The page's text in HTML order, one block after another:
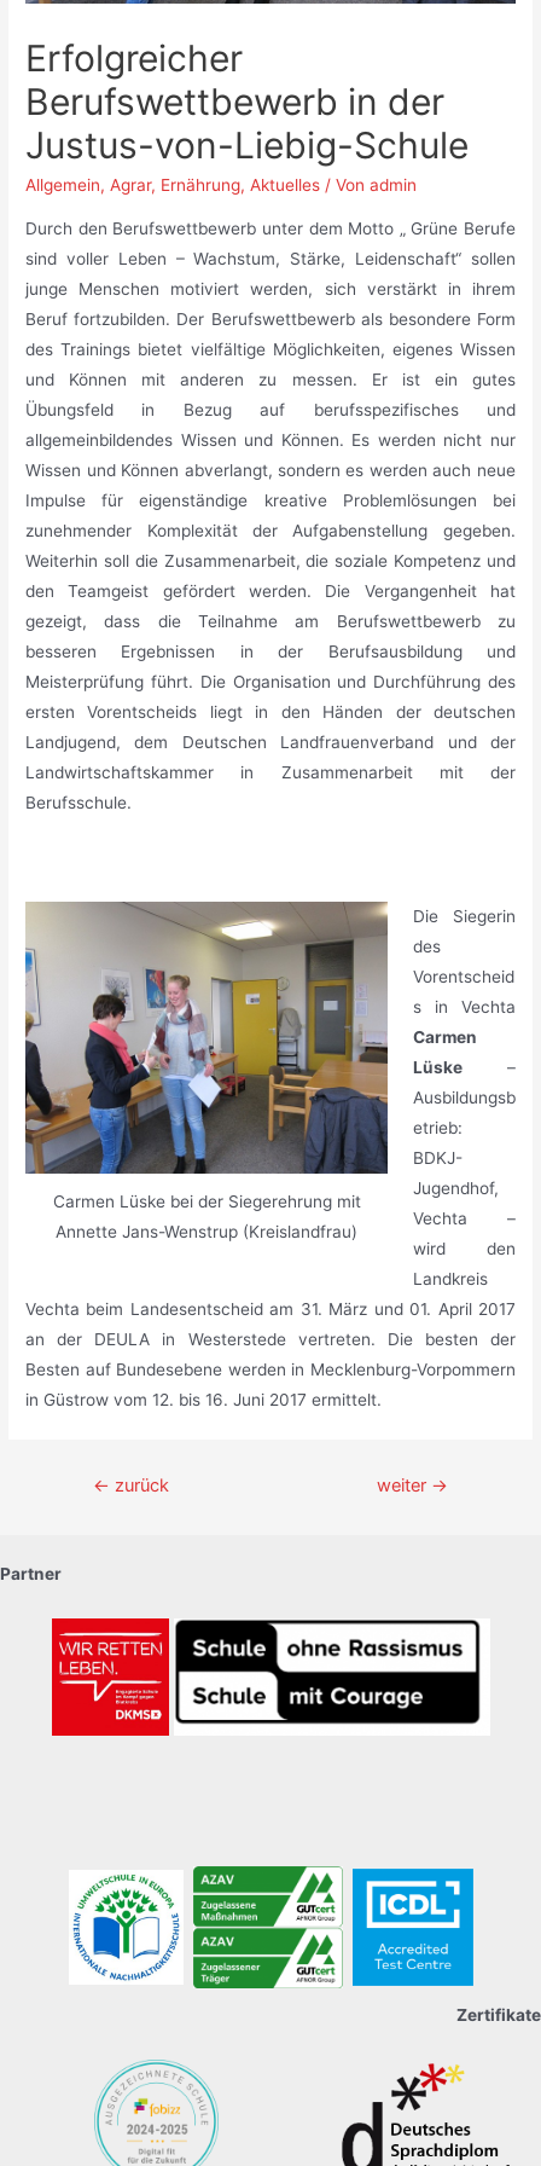
Erfolgreicher
Berufswettbewerb in der
Justus-von-Liebig-Schule
Allgemein,Agrar, Ernährung,Aktuelles / Vonadmin
Durch den Berufswettbewerb unter dem Motto „ Grüne Berufe
sind voller Leben – Wachstum, Stärke, Leidenschaft“ sollen
junge Menschen motiviert werden, sich verstärkt in ihrem
Beruf fortzubilden. Der Berufswettbewerb als besondere Form
des Trainings bietet vielfältige Möglichkeiten, eigenes Wissen
und Können mit anderen zu messen. Er ist ein gutes
Übungsfeld in Bezug auf berufsspezifisches und
allgemeinbildendes Wissen und Können. Es werden nicht nur
Wissen und Können abverlangt, sondern es werden auch neue
Impulse für eigenständige kreative Problemlösungen bei
zunehmender Komplexität der Aufgabenstellung gegeben.
Weiterhin soll die Zusammenarbeit, die soziale Kompetenz und
den Teamgeist gefördert werden. Die Vergangenheit hat
gezeigt, dass die Teilnahme am Berufswettbewerb zu
besseren Ergebnissen in der Berufsausbildung und
Meisterprüfung führt. Die Organisation und Durchführung des
ersten Vorentscheids liegt in den Händen der deutschen
Landjugend, dem Deutschen Landfrauenverband und der
Landwirtschaftskammer in Zusammenarbeit mit der
Berufsschule.
Carmen Lüske bei der Siegerehrung mit
Annette Jans-Wenstrup (Kreislandfrau)
Die Siegerin
des
Vorentscheid
s in Vechta
Carmen
Lüske–
Ausbildungsb
etrieb:
BDKJ-
Jugendhof,
Vechta –
wird den
Landkreis
Vechta beim Landesentscheid am 31. März und 01. April 2017
an der DEULA in Westerstede vertreten. Die besten der
Besten auf Bundesebene werden in Mecklenburg-Vorpommern
in Güstrow vom 12. bis 16. Juni 2017 ermittelt.
Beitragsnavigation
← zurück weiter →
Partner
Zertifikate